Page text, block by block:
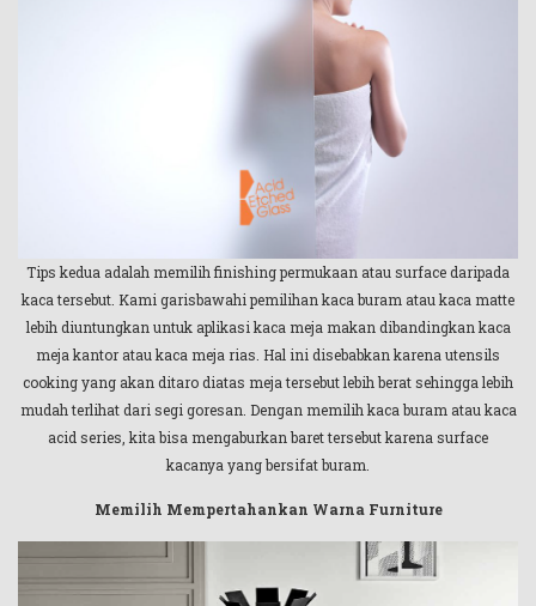
Tips kedua adalah memilih finishing permukaan atau surface daripada
kaca tersebut. Kami garisbawahi pemilihan kaca buram atau kaca matte
lebih diuntungkan untuk aplikasi kaca meja makan dibandingkan kaca
meja kantor atau kaca meja rias. Hal ini disebabkan karena utensils
cooking yang akan ditaro diatas meja tersebut lebih berat sehingga lebih
mudah terlihat dari segi goresan. Dengan memilih kaca buram atau kaca
acid series, kita bisa mengaburkan baret tersebut karena surface
kacanya yang bersifat buram.
Memilih Mempertahankan Warna Furniture